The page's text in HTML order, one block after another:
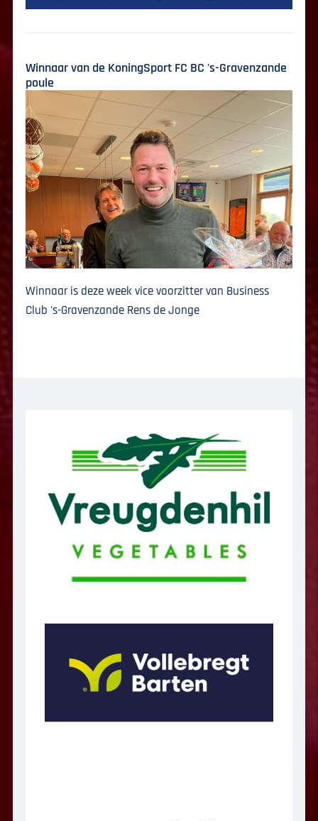
Winnaar van de KoningSport FC BC 's-Gravenzande
poule
Winnaar is deze week vice voorzitter van Business
Club 's-Gravenzande Rens de Jonge